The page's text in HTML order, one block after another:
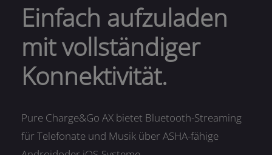
Einfach aufzuladen
mit vollständiger
Konnektivität.
Pure Charge&Go AX bietet Bluetooth-Streaming
für Telefonate und Musik über ASHA-fähige